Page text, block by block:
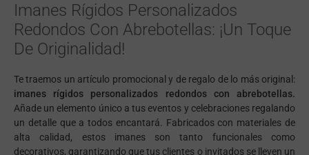
Imanes Rígidos Personalizados
Redondos Con Abrebotellas: ¡Un Toque
De Originalidad!
Te traemos un artículo promocional y de regalo de lo más original:
imanes rígidos personalizados redondos con abrebotellas.
Añade un elemento único a tus eventos y celebraciones regalando
un detalle que a todos encantará. Fabricados con materiales de
alta calidad, estos imanes son tanto funcionales como
decorativos, garantizando que tus clientes o invitados se lleven un